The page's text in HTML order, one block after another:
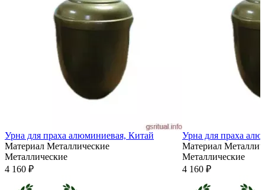
Урна для праха алюминиевая, Китай
Материал Металлические
Металлические
4 160 ₽
Урна для праха
Материал
Металлические
4 160 ₽